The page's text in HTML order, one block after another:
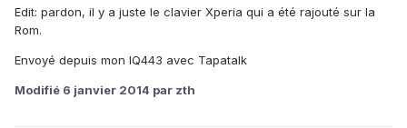
Edit: pardon, il y a juste le clavier Xperia qui a été rajouté sur la
Rom.
Envoyé depuis mon IQ443 avec Tapatalk
Modifié 6 janvier 2014 par zth